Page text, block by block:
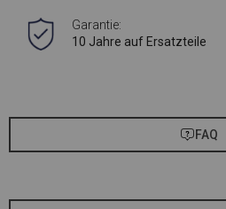
Garantie:
10 Jahre auf Ersatzteile
FAQ